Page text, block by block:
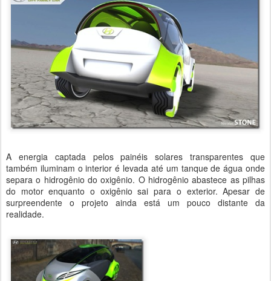
A energia captada pelos painéis solares transparentes que
também iluminam o interior é levada até um tanque de água onde
separa o hidrogênio do oxigênio. O hidrogênio abastece as pilhas
do motor enquanto o oxigênio sai para o exterior. Apesar de
surpreendente o projeto ainda está um pouco distante da
realidade.